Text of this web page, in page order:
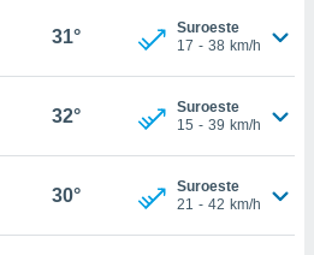
31°
Suroeste
17 - 38 km/h
32°
Suroeste
15 - 39 km/h
30°
Suroeste
21 - 42 km/h